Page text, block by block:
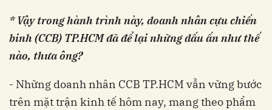
* Vậy trong hành trình này, doanh nhân cựu chiến
binh (CCB) TP.HCM đã để lại những dấu ấn như thế
nào, thưa ông?
- Những doanh nhân CCB TP.HCM vẫn vững bước
trên mặt trận kinh tế hôm nay, mang theo phẩm